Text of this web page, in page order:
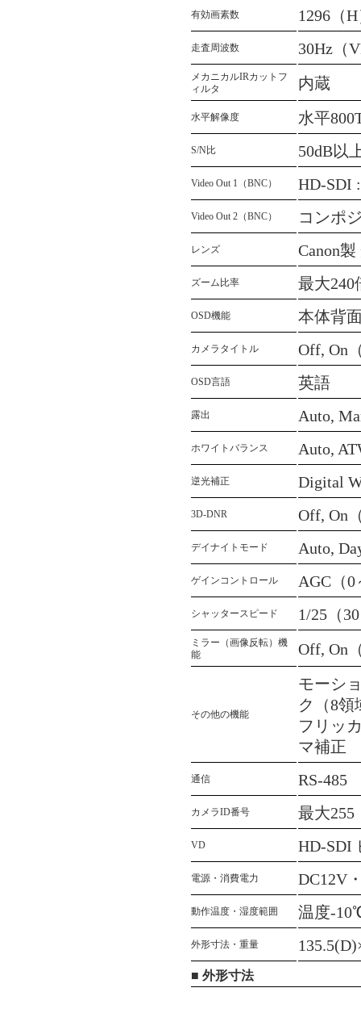
有効画素数 1296（
走査周波数 30Hz（
メカニカルIRカットフ
ィルタ
内蔵
水平解像度 水平
S/N比 50dB以
Video Out 1（BNC） HD-SDI
Video Out 2（BNC） コンポ
レンズ Canon
ズーム比率 最大240
OSD機能 本体背
カメラタイトル Off, On
OSD言語 英語
露出 Auto,
ホワイトバランス Auto,
逆光補正 Digital
3D-DNR Off, On
デイナイトモード Auto,
ゲインコントロール AGC（0
シャッタースピード 1/25（
ミラー（画像反転）機
能
Off, On
その他の機能
モーシ
ク（8領
フリッ
マ補正
通信 RS-485
カメラID番号 最大255
VD HD-SDI
電源・消費電力 DC12V
動作温度・湿度範囲 温度-
外形寸法・重量
■ 外形寸法